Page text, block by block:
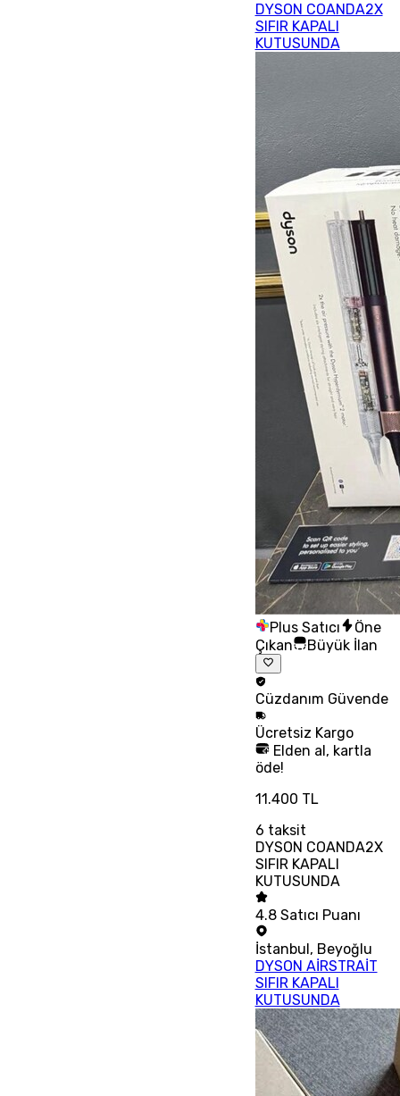
DYSON COANDA2X
SIFIR KAPALI
KUTUSUNDA
Plus Satıcı
Öne
Çıkan
Büyük İlan
Cüzdanım Güvende
Ücretsiz Kargo
Elden al, kartla
öde!
11.400 TL
6 taksit
DYSON COANDA2X
SIFIR KAPALI
KUTUSUNDA
4.8 Satıcı Puanı
İstanbul , Beyoğlu
DYSON AİRSTRAİT
SIFIR KAPALI
KUTUSUNDA